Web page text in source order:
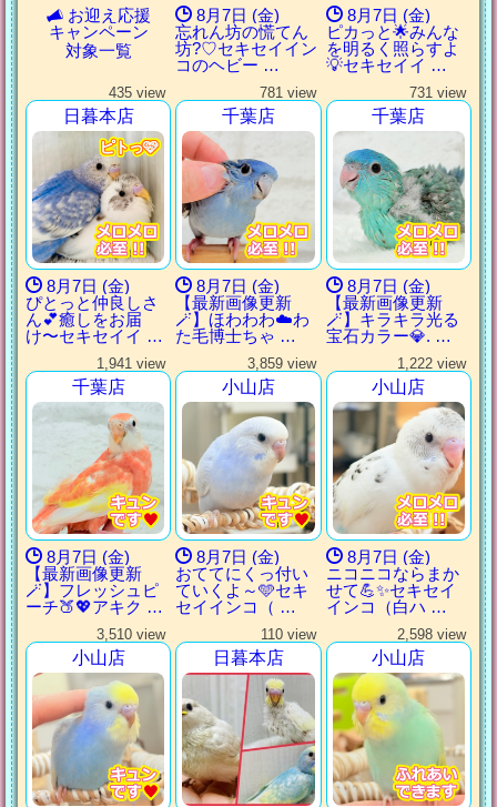
お迎え応援
キャンペーン
対象一覧
8月7日 (金)
忘れん坊の慌てん
坊?♡セキセイイン
コのヘビー …
8月7日 (金)
ピカっと🌟みんな
を明るく照らすよ
💡セキセイイ …
435 view
日暮本店
ピトっ🩷
ピトっ🩷
ピトっ🩷
ピトっ🩷
8月7日 (金)
ぴとっと仲良しさ
ん💕癒しをお届
け〜セキセイイ …
781 view
千葉店
8月7日 (金)
【最新画像更新
🪄】ほわわわ☁️わ
た毛博士ちゃ …
731 view
千葉店
8月7日 (金)
【最新画像更新
🪄】キラキラ光る
宝石カラー💎. …
1,941 view
千葉店
8月7日 (金)
【最新画像更新
🪄】フレッシュピ
ーチ🍑💖アキク …
3,859 view
小山店
8月7日 (金)
おててにくっ付い
ていくよ～🩵セキ
セイインコ（ …
1,222 view
小山店
8月7日 (金)
ニコニコならまか
せて💪✨セキセイ
インコ（白ハ …
3,510 view
小山店
110 view
日暮本店
2,598 view
小山店